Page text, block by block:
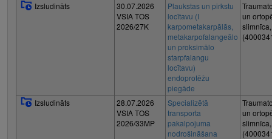
Izsludināts
30.07.2026
VSIA TOS
2026/27K
Plaukstas un pirkstu
locītavu (I
karpometakarpālās,
metakarpofalangeālo
un proksimālo
starpfalangu
locītavu)
endoprotēžu
piegāde
un
Izsludināts
28.07.2026
VSIA TOS
2026/33MP
Specializētā
transporta
pakalpojuma
nodrošināšana
un